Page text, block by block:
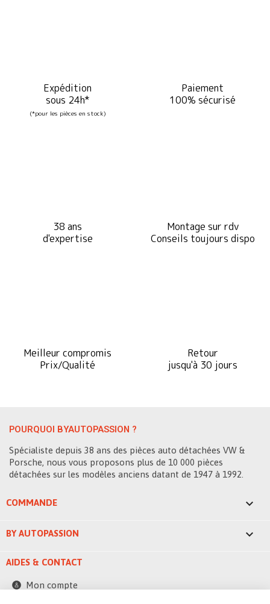
Expédition
sous 24h*
(*pour les pièces en stock)
Paiement
100% sécurisé
38 ans
d'expertise
Montage sur rdv
Conseils toujours dispo
Meilleur compromis
Prix/Qualité
Retour
jusqu'à 30 jours
POURQUOI BYAUTOPASSION ?
Spécialiste depuis 38 ans des pièces auto détachées VW &
Porsche, nous vous proposons plus de 10 000 pièces
détachées sur les modèles anciens datant de 1947 à 1992.
COMMANDE 
BY AUTOPASSION 
AIDES & CONTACT
Mon compte